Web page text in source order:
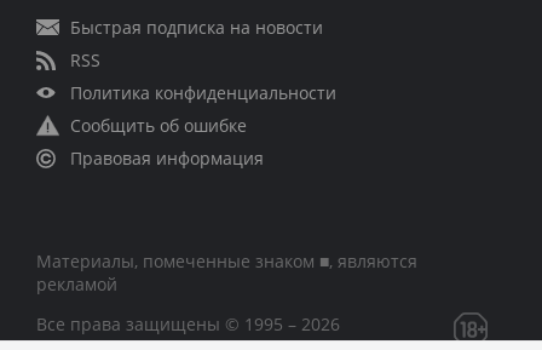
Быстрая подписка на новости
RSS
Политика конфиденциальности
Сообщить об ошибке
Правовая информация
Материалы, помеченные знаком ■, являются
рекламой
Все права защищены © 1995 – 2026